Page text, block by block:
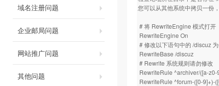
域名注册问题
企业邮局问题
网站推广问题
其他问题
您可以从其他系统中拷贝一份
# 将 RewriteEngine 模式打开
RewriteEngine On
# 修改以下语句中的 /discuz
RewriteBase /discuz
# Rewrite 系统规则请勿修改
RewriteRule ^archiver/([a-
RewriteRule ^forum-([0-9]+)-